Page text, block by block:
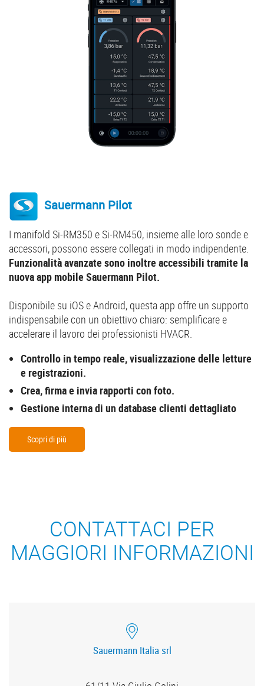
Sauermann Pilot
I manifold Si-RM350 e Si-RM450, insieme alle loro sonde e
accessori, possono essere collegati in modo indipendente.
Funzionalità avanzate sono inoltre accessibili tramite la
nuova app mobile Sauermann Pilot.
Disponibile su iOS e Android, questa app offre un supporto
indispensabile con un obiettivo chiaro: semplificare e
accelerare il lavoro dei professionisti HVACR.
Controllo in tempo reale, visualizzazione delle letture
e registrazioni.
Crea, firma e invia rapporti con foto.
Gestione interna di un database clienti dettagliato
Scopri di più
CONTATTACI PER
MAGGIORI INFORMAZIONI
Sauermann Italia srl